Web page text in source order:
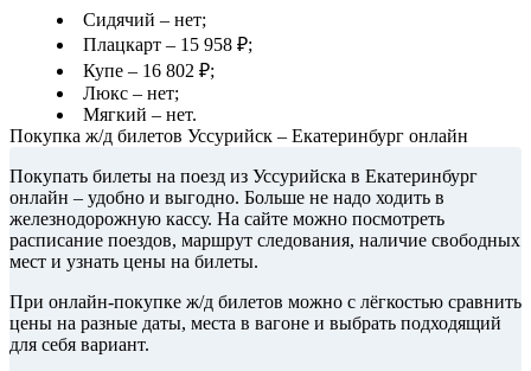
Сидячий – нет;
Плацкарт – 15 958 ₽;
Купе – 16 802 ₽;
Люкс – нет;
Мягкий – нет.
Покупка ж/д билетов Уссурийск – Екатеринбург онлайн
Покупать билеты на поезд из Уссурийска в Екатеринбург
онлайн – удобно и выгодно. Больше не надо ходить в
железнодорожную кассу. На сайте можно посмотреть
расписание поездов, маршрут следования, наличие свободных
мест и узнать цены на билеты.
При онлайн-покупке ж/д билетов можно с лёгкостью сравнить
цены на разные даты, места в вагоне и выбрать подходящий
для себя вариант.